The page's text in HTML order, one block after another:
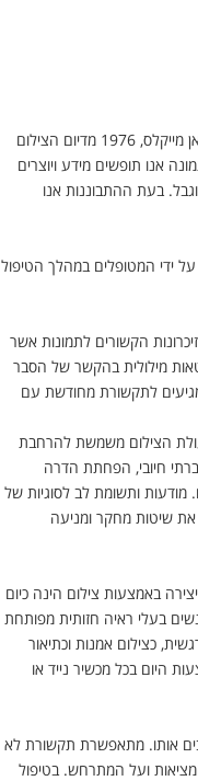
שיקוף והשתקפות באמצעות פוטותרפיה "אני נעזר בצילום כדי להסביר לעצמי את החוויות שלי לעצמי". דואן מייקלס, 1976 מדיום הצילום
אנו תופשים מידע ויוצרים
בעת ההתבוננות אנו
ידי המטופלים במהלך הטיפול
הקשורים לתמונות אשר
מילולית בהקשר של הסבר
מגיעים לתקשורת מחודשת עם
הצילום משמשת להרחבת
חיובי, הפחתת הדרה
מודעות ותשומת לב לסוגיות של
את שיטות מחקר ומניעה
באמצעות צילום הינה כיום
בעלי ראיה חזותית מפותחת
כצילום אמנות וכתיאור
היום בכל מכשיר נייד או
אותו. מתאפשרת תקשורת לא
ועל המתרחש. בטיפול